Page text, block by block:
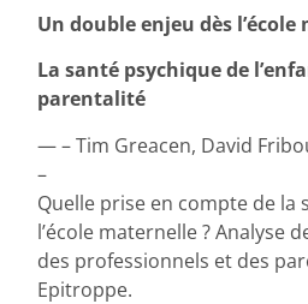
Un double enjeu dès
La santé psychique de
parentalité
— – Tim Greacen, David
–
Quelle prise en compte de la
l’école maternelle ? Analyse
des professionnels et des
Epitroppe.